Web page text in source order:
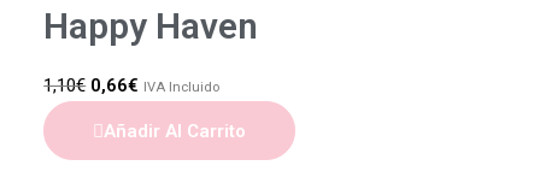
Happy Haven
1,10€ 0,66€ IVA Incluido
Añadir Al Carrito